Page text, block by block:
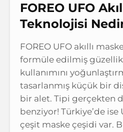
FOREO UFO
Teknolojisi
FOREO UFO akıllı
formüle edilmiş
kullanımını
tasarlanmış küçük bir
bir alet. Tipi gerçekten
benziyor! Türkiye’de ise
çeşit maske çeşidi var.